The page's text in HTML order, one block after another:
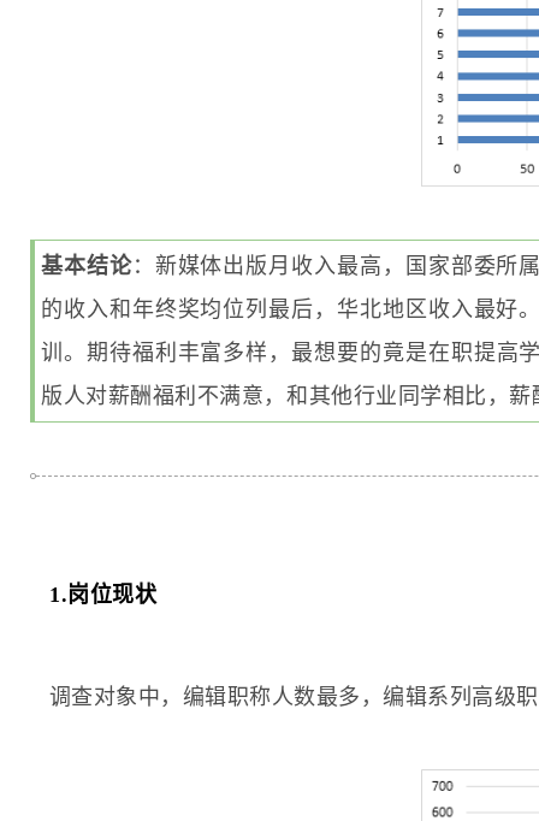
基本结论：新媒体出版月收入最高，国家部委所
的收入和年终奖均位列最后，华北地区收入最好
训。 期待福利丰富多样，最想要的竟是在职提高
版人对薪酬福利不满意，和其他行业同学相比，
1.岗位现状
调查对象中，编辑职称人数最多，编辑系列高级